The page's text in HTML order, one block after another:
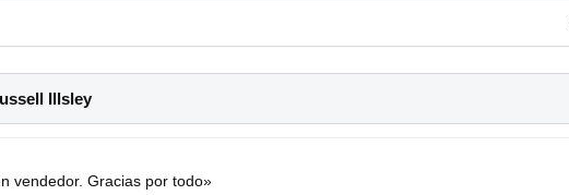
Illsley
vendedor. Gracias por todo»